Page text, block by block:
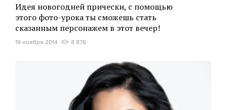
Идея новогодней прически, с помощью
этого фото-урока ты сможешь стать
сказанным персонажем в этот вечер!
19 ноября 2014 8 876